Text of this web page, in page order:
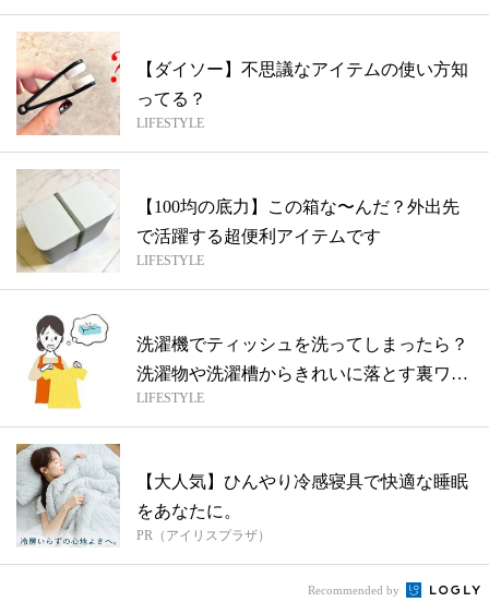
【ダイソー】不思議なアイテムの使い方知
ってる？
LIFESTYLE
【100均の底力】この箱な〜んだ？外出先
で活躍する超便利アイテムです
LIFESTYLE
洗濯機でティッシュを洗ってしまったら？
洗濯物や洗濯槽からきれいに落とす裏ワザ
を...
LIFESTYLE
【大人気】ひんやり冷感寝具で快適な睡眠
をあなたに。
PR（アイリスプラザ）
Recommended by